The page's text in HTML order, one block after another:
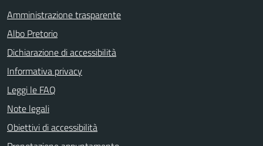
Amministrazione trasparente
Albo Pretorio
Dichiarazione di accessibilità
Informativa privacy
Leggi le FAQ
Note legali
Obiettivi di accessibilità